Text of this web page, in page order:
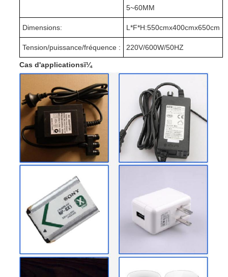
5~60MM
Dimensions: L *F*H:550cmx400cmx650cm
Tension/puissance/fréquence : 220V/600W/50HZ
Cas d'applicationsï¼